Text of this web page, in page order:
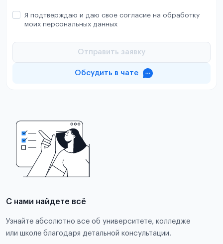
Я подтверждаю и даю свое согласие на обработку
моих персональных данных
Отправить заявку
Обсудить в чате
С нами найдете всё
Узнайте абсолютно все об университете, колледже
или школе благодаря детальной консультации.